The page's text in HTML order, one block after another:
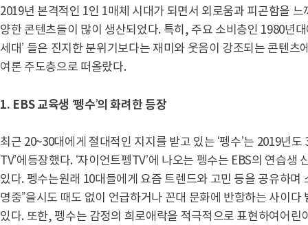
2019년 본격적인 1인 1매체 시대가 되면서 외로움과 피곤함을
양한 콘텐츠들이 많이 생산되었다. 특히, 주요 소비층인 1980년
세대’ 들은 진지한 분위기보다는 재미와 웃음이 강조되는 콘텐
여론 주도층으로 떠올랐다.
1. EBS교육생 ‘펭수’의 화려한 등장
최근 20~30대에게 절대적인 지지를 받고 있는 ‘펭수’는 2019년
TV’에등장했다. ‘자이언트펭TV’에 나오는 펭수는 EBS의 연습
있다. 펭수는원래 10대들에게 요즘 트렌드와 고민 등을 공유하며
명중”을시도 때도 없이 언급하거나 꼰대 문화에 반항하는 사이
있다. 또한, 펭수는 감정의 희로애락을 적극적으로 표현하여어